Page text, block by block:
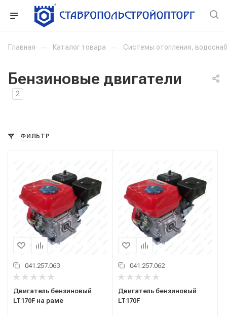
Главная — Каталог товара — Системы отопления,
Бензиновые двигатели
2
ФИЛЬТР
041.257.063
Двигатель бензиновый
LT170F на раме
041.257.062
Двигатель бензиновый
LT170F